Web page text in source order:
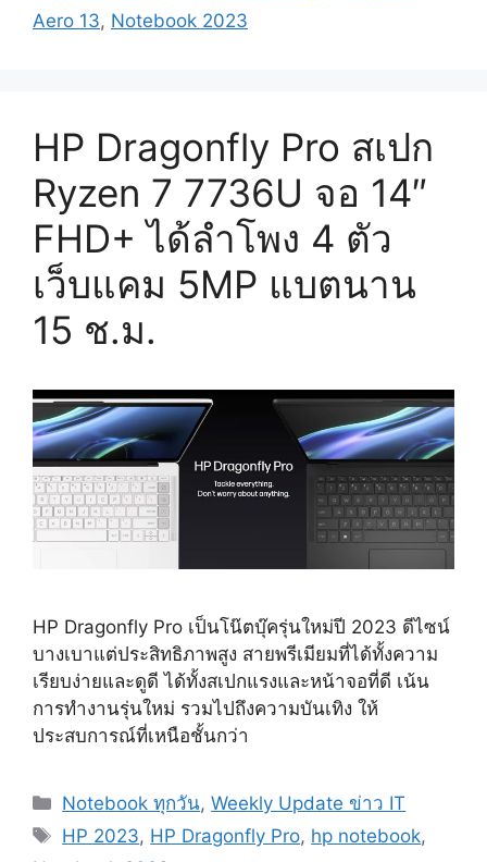
Aero 13, Notebook 2023
HP Dragonfly Pro สเปก
Ryzen 7 7736U จอ 14″
FHD+ ได้ลำโพง 4 ตัว
เว็บแคม 5MP แบตนาน
15 ช.ม.
HP Dragonfly Pro เป็นโน๊ตบุ๊ครุ่นใหม่ปี 2023 ดีไซน์
บางเบาแต่ประสิทธิภาพสูง สายพรีเมียมที่ได้ทั้งความ
เรียบง่ายและดูดี ได้ทั้งสเปกแรงและหน้าจอที่ดี เน้น
การทำงานรุ่นใหม่ รวมไปถึงความบันเทิง ให้
ประสบการณ์ที่เหนือชั้นกว่า
Categories
Notebook ทุกวัน,Weekly Update ข่าว IT
Tags
HP 2023, HP Dragonfly Pro, hp notebook,